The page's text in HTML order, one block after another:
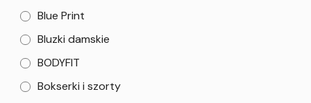
Blue Print
Bluzki damskie
BODYFIT
Bokserki i szorty